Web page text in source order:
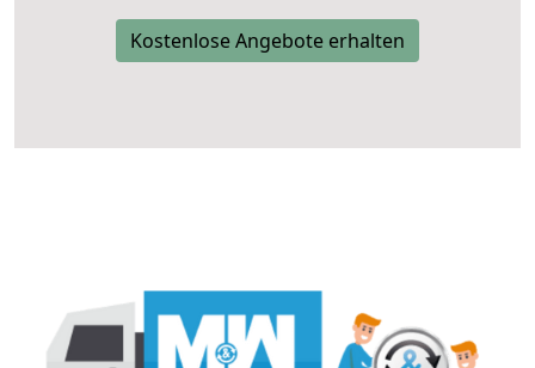
Kostenlose Angebote erhalten